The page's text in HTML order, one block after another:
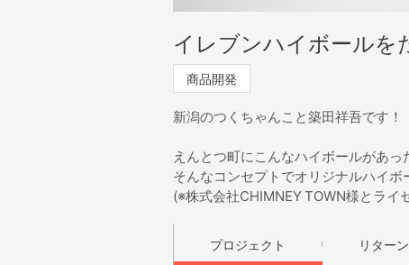
イレブンハイボールを
商品開発
新潟のつくちゃんこと築田祥吾です！
えんとつ町にこんなハイボールがあっ
そんなコンセプトでオリジナルハイボ
(※株式会社CHIMNEY TOWN様とラ
プロジェクト リターン